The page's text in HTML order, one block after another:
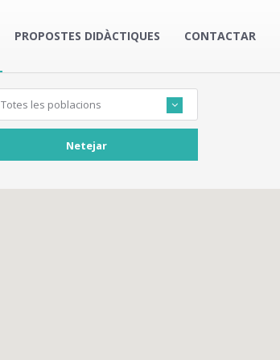
PROPOSTES DIDÀCTIQUES CONTACTAR
Totes les poblacions
Netejar